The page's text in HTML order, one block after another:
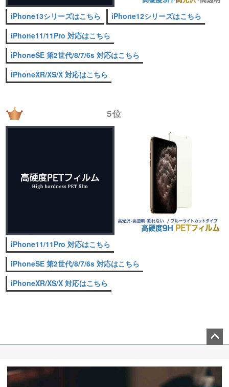
iPhone13シリーズはこちら
iPhone12シリーズはこちら
iPhone11/11Pro 対応はこちら
iPhoneSE 第2世代/8/7/6s 対応はこちら
iPhoneXR/XS/X 対応はこちら
5位
iPhone11/11Pro 対応はこちら
iPhoneSE 第2世代/8/7/6s 対応はこちら
iPhoneXR/XS/X 対応はこちら
ップ
へ